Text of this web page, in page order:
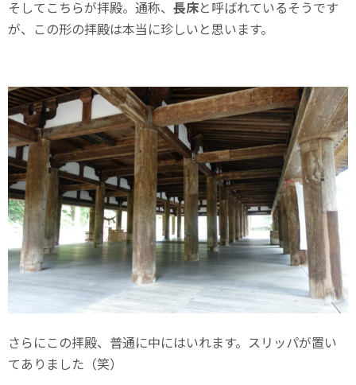
そしてこちらが拝殿。通称、 長床と呼ばれているそうです
が、この形の拝殿は本当に珍しいと思います。
さらにこの拝殿、普通に中にはいれます。スリッパが置い
てありました（笑）